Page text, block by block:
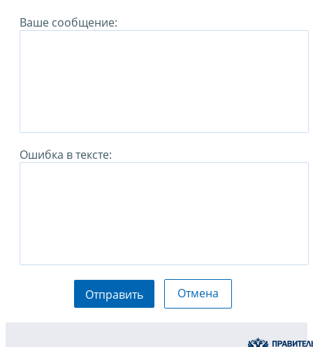
Ваше сообщение:
Ошибка в тексте:
Отправить Отмена